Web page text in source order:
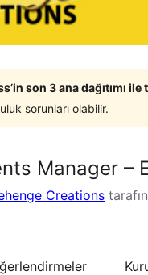
son 3 ana dağıtımı
sorunları olabilir.
Manager –
Creations